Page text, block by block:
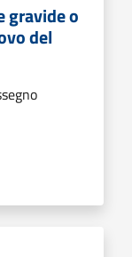
gravide o
del